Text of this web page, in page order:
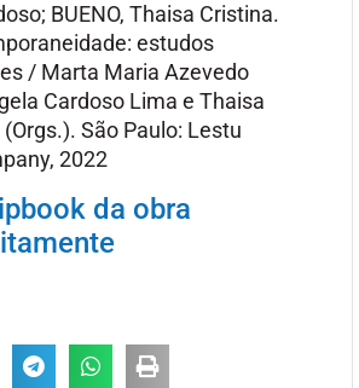
BUENO, Thaisa Cristina.
estudos
/ Marta Maria Azevedo
Cardoso Lima e Thaisa
São Paulo: Lestu
2022
da obra